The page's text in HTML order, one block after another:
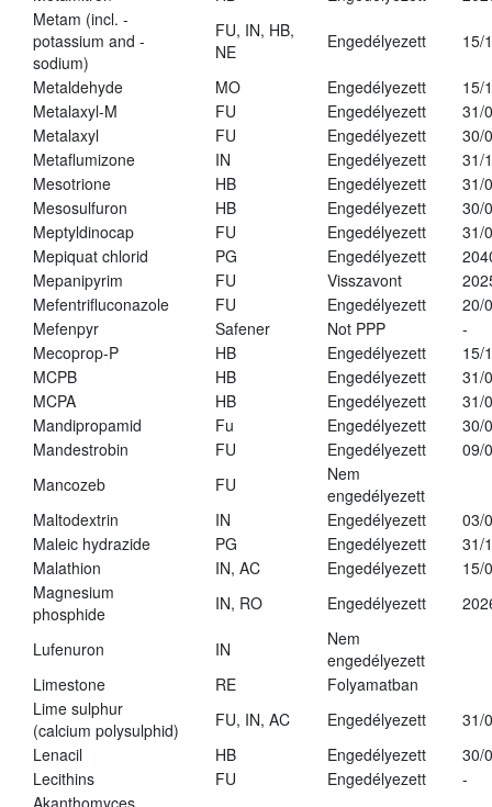
Metam (incl. -
potassium and -
sodium)
FU, IN, HB,
NE
Engedélyezett 15/
Metaldehyde MO Engedélyezett
15/
Metalaxyl-M
FU Engedélyezett
31/
Metalaxyl
FU Engedélyezett
30/
Metaflumizone
IN Engedélyezett
31/
Mesotrione
HB Engedélyezett
31/
Mesosulfuron
HB Engedélyezett
30/
Meptyldinocap
FU Engedélyezett
31/
Mepiquat chlorid
PG Engedélyezett
Mepanipyrim
FU Visszavont
Mefentrifluconazole
FU Engedélyezett
20/
Mefenpyr
Safener Not PPP
-
Mecoprop-P
HB Engedélyezett
15/
MCPB
HB Engedélyezett
31/
MCPA
HB Engedélyezett
31/
Mandipropamid
Fu Engedélyezett
30/
Mandestrobin
FU Engedélyezett
09/
Mancozeb
FU
Nem
engedélyezett
Maltodextrin
IN Engedélyezett
03/
Maleic hydrazide
PG Engedélyezett
31/
Malathion
IN, AC Engedélyezett
15/
Magnesium
phosphide
IN, RO Engedélyezett
Lufenuron IN
Nem
engedélyezett
Limestone
RE
Folyamatban
Lime sulphur
(calcium polysulphid)
FU, IN, AC Engedélyezett
31/
Lenacil
HB Engedélyezett
30/
Lecithins
FU Engedélyezett
-